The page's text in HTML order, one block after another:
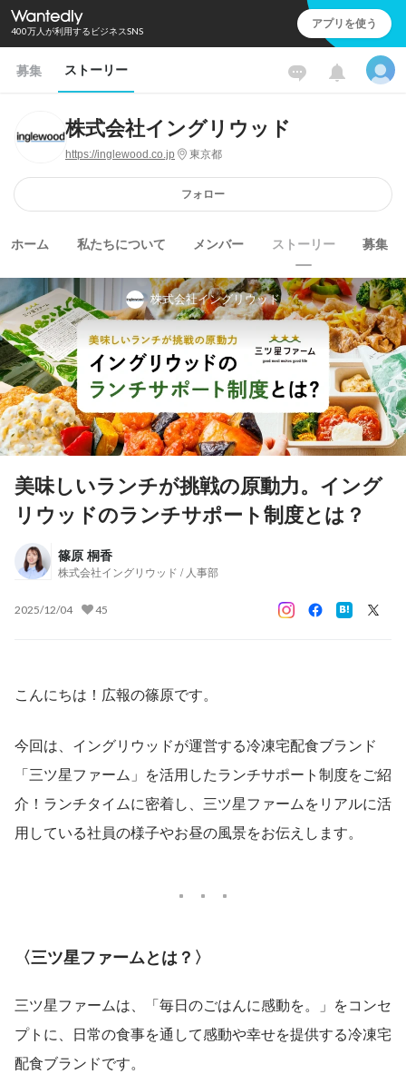
400万人が利用するビジネスSNS アプリを使う
募集 ストーリー
株式会社イングリウッド
https://inglewood.co.jp 東京都
フォロー
ホーム 私たちについて メンバー ストーリー 募集
株式会社イングリウッド
美味しいランチが挑戦の原動力。イング
リウッドのランチサポート制度とは？
篠原 桐香
株式会社イングリウッド / 人事部
2025/12/04 45
こんにちは！広報の篠原です。
今回は、イングリウッドが運営する冷凍宅配食ブランド
「三ツ星ファーム」を活用したランチサポート制度をご紹
介！ランチタイムに密着し、三ツ星ファームをリアルに活
用している社員の様子やお昼の風景をお伝えします。
〈三ツ星ファームとは？〉
三ツ星ファームは、「毎日のごはんに感動を。」をコンセ
プトに、日常の食事を通して感動や幸せを提供する冷凍宅
配食ブランドです。